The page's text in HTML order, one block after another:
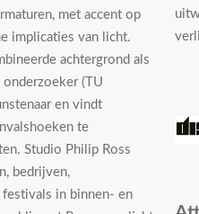
met accent op
implicaties van licht.
achtergrond als
(TU
en vindt
te
Studio Philip Ross
bedrijven,
in binnen- en